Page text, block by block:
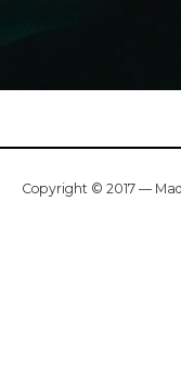
Copyright © 2017 —